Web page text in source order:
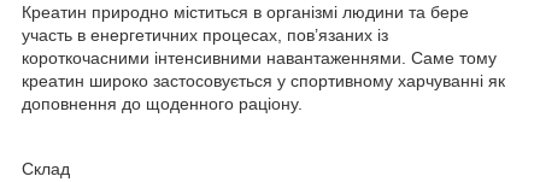
Креатин природно міститься в організмі людини та бере
участь в енергетичних процесах, пов’язаних із
короткочасними інтенсивними навантаженнями. Саме тому
креатин широко застосовується у спортивному харчуванні як
доповнення до щоденного раціону.
Склад